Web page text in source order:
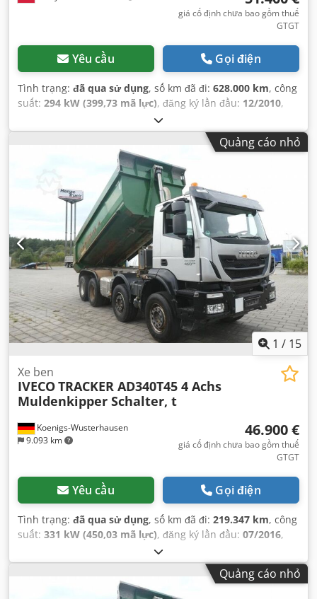
giá cố định chưa bao gồm thuế
GTGT
Yêu cầu Gọi điện
Tình trạng: đã qua sử dụng, số km đã đi: 628.000 km, công
suất: 294 kW (399,73 mã lực), đăng ký lần đầu: 12/2010,
, trọng lượng tổng cộng:
cấu hình trục:3 trục, phanh:bộ giảm tốc, màu sắc:xanh
, loại truyền động bánh răng: cơ khí, Năm sản xuất:
ABS, điều hòa không khí
Quảng cáo nhỏ
1 / 15
Koenigs-Wusterhausen
9.093 km
Xe ben
IVECOTRACKER AD340T45 4 Achs
Muldenkipper Schalter, t
46.900 €
giá cố định chưa bao gồm thuế
GTGT
Yêu cầu Gọi điện
Tình trạng: đã qua sử dụng, số km đã đi: 219.347 km, công
suất: 331 kW (450,03 mã lực), đăng ký lần đầu: 07/2016,
, trọng lượng tổng cộng:
cấu hình trục:3 trục, kiểm định tiếp theo (TÜV):06/2027,
, loại truyền động bánh răng:tự động, hạng
, thể tích khoang chứa hàng:
Quảng cáo nhỏ